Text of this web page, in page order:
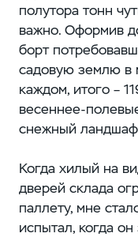
полутора тонн
важно. Оформив
борт
садовую землю в
каждом, итого –
весеннее-
снежный
Когда хилый на
дверей склада
паллету, мне
испытал, когда